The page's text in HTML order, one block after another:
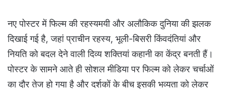
नए पोस्टर में फिल्म की रहस्यमयी और अलौकिक दुनिया की झलक
दिखाई गई है, जहां प्राचीन रहस्य, भूली-बिसरी किंवदंतियां और
नियति को बदल देने वाली दिव्य शक्तियां कहानी का केंद्र बनती हैं।
पोस्टर के सामने आते ही सोशल मीडिया पर फिल्म को लेकर चर्चाओं
का दौर तेज हो गया है और दर्शकों के बीच इसकी भव्यता को लेकर